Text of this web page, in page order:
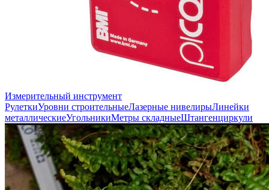
Измерительный инструмент
РулеткиУровни строительныеЛазерные нивелирыЛинейки
металлическиеУгольникиМетры складныеШтангенциркули